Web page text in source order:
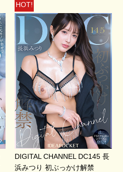
HOT!
DIGITAL CHANNEL DC145 長
浜みつり 初ぶっかけ解禁